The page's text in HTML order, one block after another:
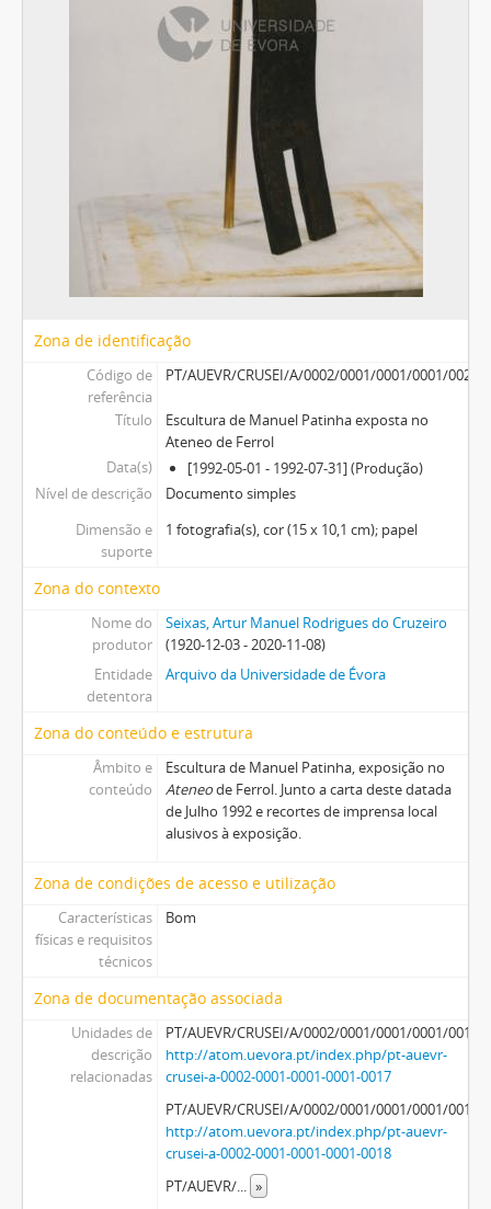
Zona de identificação
Código de
referência
PT/AUEVR/CRUSEI/A/0002/0001/0001/0001/0024
Título
Escultura de Manuel Patinha exposta no
Ateneo de Ferrol
Data(s)
[1992-05-01 - 1992-07-31] (Produção)
Nível de descrição
Documento simples
Dimensão e
suporte
1 fotografia(s), cor (15 x 10,1 cm); papel
Zona do contexto
Nome do
produtor
Seixas, Artur Manuel Rodrigues do Cruzeiro
(1920-12-03 - 2020-11-08)
Entidade
detentora
Arquivo da Universidade de Évora
Zona do conteúdo e estrutura
Âmbito e
conteúdo
Escultura de Manuel Patinha, exposição no
Ateneode Ferrol. Junto a carta deste datada
de Julho 1992 e recortes de imprensa local
alusivos à exposição.
Zona de condições de acesso e utilização
Características
físicas e requisitos
técnicos
Bom
Zona de documentação associada
Unidades de
descrição
relacionadas
PT/AUEVR/CRUSEI/A/0002/0001/0001/0001/0017
http://atom.uevora.pt/index.php/pt-auevr-
crusei-a-0002-0001-0001-0001-0017
PT/AUEVR/CRUSEI/A/0002/0001/0001/0001/0018
http://atom.uevora.pt/index.php/pt-auevr-
crusei-a-0002-0001-0001-0001-0018
PT/AUEVR/... »